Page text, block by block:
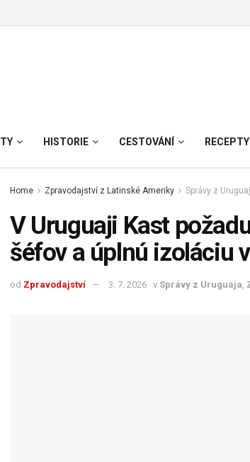
HISTORIE CESTOVÁNÍ RECEPTY
Home Zpravodajství z Latinské Ameriky Správy z
V Uruguaji Kast
šéfov a úplnú izoláciu
od Zpravodajství 3. 7. 2026 v Správy z Uruguaja,